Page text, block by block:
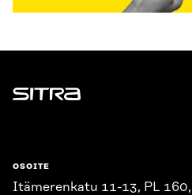
Sitra
OSOITE
Itämerenkatu 11-13, PL 160,